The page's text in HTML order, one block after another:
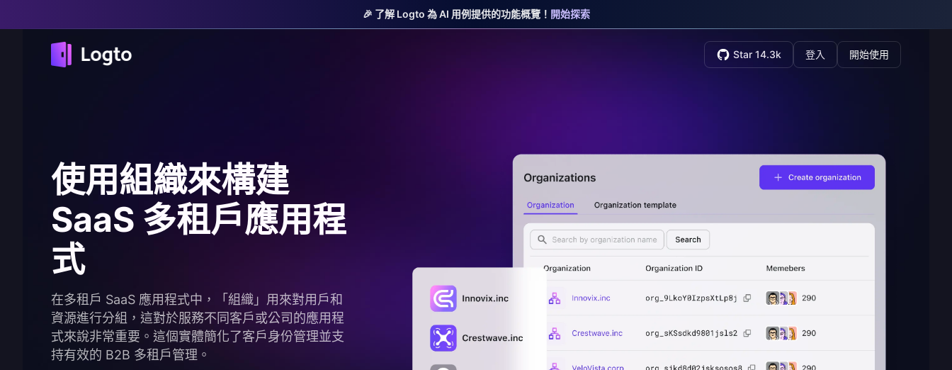
🎉 了解 Logto 為 AI 用例提供的功能概覽！ 開始探索
Star 14.3k 登入 開始使用
使用組織來構建
SaaS 多租戶應用程
式
在多租戶 SaaS 應用程式中，「組織」用來對用戶和
資源進行分組，這對於服務不同客戶或公司的應用程
式來說非常重要。這個實體簡化了客戶身份管理並支
持有效的 B2B 多租戶管理。